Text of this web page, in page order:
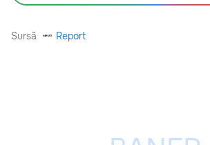
Sursă Report